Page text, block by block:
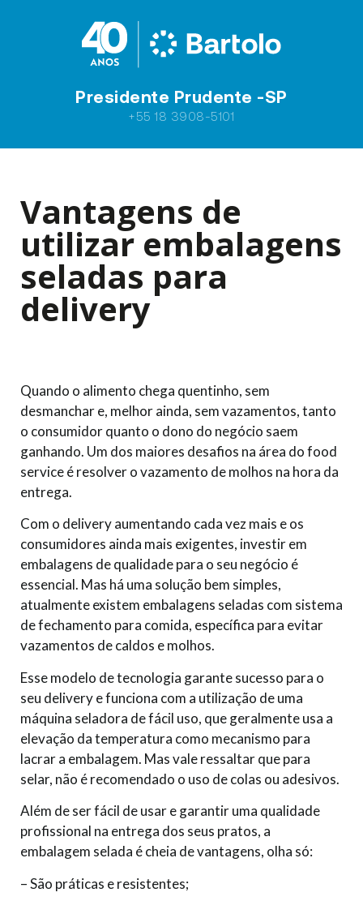
Presidente Prudente -SP
+55 18 3908-5101
Vantagens de
utilizar embalagens
seladas para
delivery
Quando o alimento chega quentinho, sem
desmanchar e, melhor ainda, sem vazamentos, tanto
o consumidor quanto o dono do negócio saem
ganhando. Um dos maiores desafios na área do food
service é resolver o vazamento de molhos na hora da
entrega.
Com o delivery aumentando cada vez mais e os
consumidores ainda mais exigentes, investir em
embalagens de qualidade para o seu negócio é
essencial. Mas há uma solução bem simples,
atualmente existem embalagens seladas com sistema
de fechamento para comida, específica para evitar
vazamentos de caldos e molhos.
Esse modelo de tecnologia garante sucesso para o
seu delivery e funciona com a utilização de uma
máquina seladora de fácil uso, que geralmente usa a
elevação da temperatura como mecanismo para
lacrar a embalagem. Mas vale ressaltar que para
selar, não é recomendado o uso de colas ou adesivos.
Além de ser fácil de usar e garantir uma qualidade
profissional na entrega dos seus pratos, a
embalagem selada é cheia de vantagens, olha só:
– São práticas e resistentes;